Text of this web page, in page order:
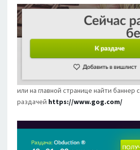
или на главной странице найти баннер с
раздачей https://www.gog.com/